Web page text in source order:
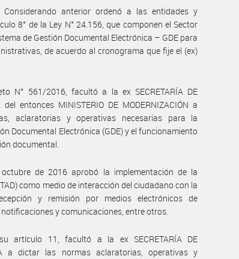
anterior ordenó a las entidades y
8° de la Ley N° 24.156, que componen el Sector
de Gestión Documental Electrónica – GDE para
de acuerdo al cronograma que fije el (ex)
N° 561/2016, facultó a la ex SECRETARÍA DE
del entonces MINISTERIO DE MODERNIZACIÓN a
aclaratorias y operativas necesarias para la
Documental Electrónica (GDE) y el funcionamiento
documental.
de 2016 aprobó la implementación de la
como medio de interacción del ciudadano con la
y remisión por medios electrónicos de
y comunicaciones, entre otros.
artículo 11, facultó a la ex SECRETARÍA DE
a dictar las normas aclaratorias, operativas y